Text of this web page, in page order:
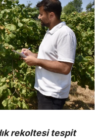
rekoltesi tespit